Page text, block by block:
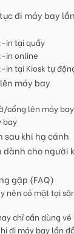
đi máy bay
in tại quầy
in online
in tại Kiosk tự
máy bay
cổng lên máy bay
bay
sau khi hạ cánh
dành cho người
gặp (FAQ)
nên có mặt tại
chỉ cần dùng
đi máy bay lần